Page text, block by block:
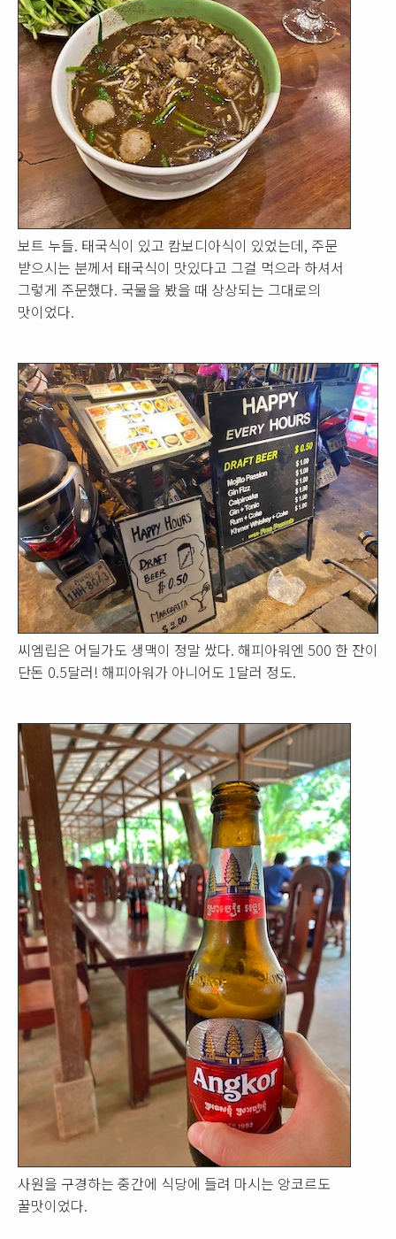
보트 누들. 태국식이 있고 캄보디아식이 있었는데, 주문
받으시는 분께서 태국식이 맛있다고 그걸 먹으라 하셔서
그렇게 주문했다. 국물을 봤을 때 상상되는 그대로의
맛이었다.
씨엠립은 어딜가도 생맥이 정말 쌌다. 해피아워엔 500 한 잔이
단돈 0.5달러! 해피아워가 아니어도 1달러 정도.
사원을 구경하는 중간에 식당에 들려 마시는 앙코르도
꿀맛이었다.